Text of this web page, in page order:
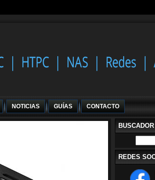
NOTICIAS GUÍAS CONTACTO
BUSCADOR
REDES